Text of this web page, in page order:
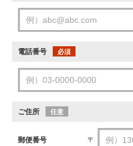
電話番号 必須
ご住所 任意
郵便番号 〒